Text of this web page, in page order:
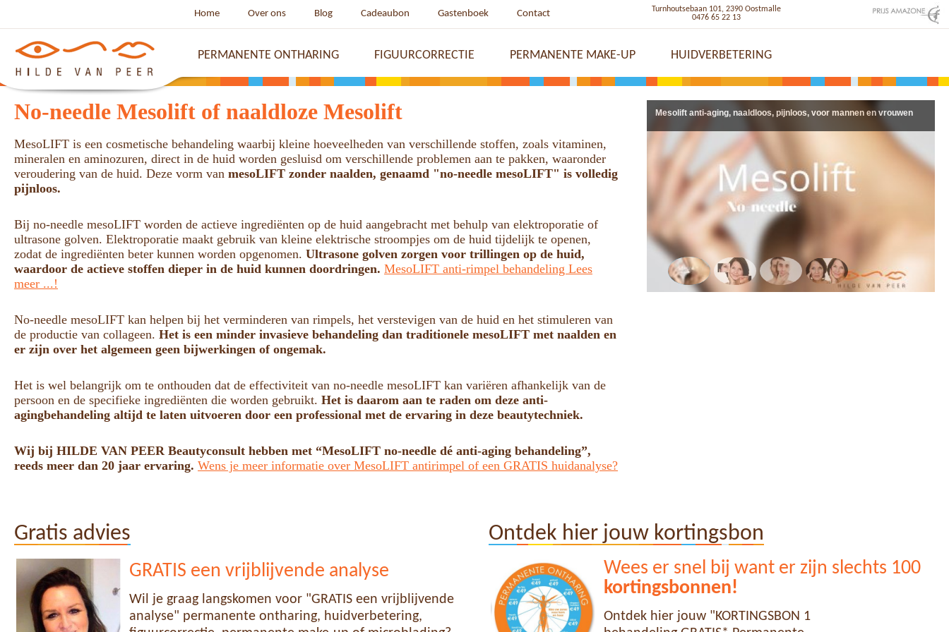
Home Over ons Blog Cadeaubon Gastenboek Contact
Turnhoutsebaan 101, 2390 Oostmalle
0476 65 22 13
PERMANENTE ONTHARING FIGUURCORRECTIE PERMANENTE MAKE-UP HUIDVERBETERING
No-needle Mesolift of naaldloze Mesolift
MesoLIFT is een cosmetische behandeling waarbij kleine hoeveelheden van verschillende stoffen, zoals vitaminen,
mineralen en aminozuren, direct in de huid worden gesluisd om verschillende problemen aan te pakken, waaronder
veroudering van de huid. Deze vorm van mesoLIFT zonder naalden, genaamd "no-needle mesoLIFT" is volledig
pijnloos.
Bij no-needle mesoLIFT worden de actieve ingrediënten op de huid aangebracht met behulp van elektroporatie of
ultrasone golven. Elektroporatie maakt gebruik van kleine elektrische stroompjes om de huid tijdelijk te openen,
zodat de ingrediënten beter kunnen worden opgenomen. Ultrasone golven zorgen voor trillingen op de huid,
waardoor de actieve stoffen dieper in de huid kunnen doordringen. MesoLIFT anti-rimpel behandeling Lees
meer ...!
No-needle mesoLIFT kan helpen bij het verminderen van rimpels, het verstevigen van de huid en het stimuleren van
de productie van collageen. Het is een minder invasieve behandeling dan traditionele mesoLIFT met naalden en
er zijn over het algemeen geen bijwerkingen of ongemak.
Het is wel belangrijk om te onthouden dat de effectiviteit van no-needle mesoLIFT kan variëren afhankelijk van de
persoon en de specifieke ingrediënten die worden gebruikt. Het is daarom aan te raden om deze anti-
agingbehandeling altijd te laten uitvoeren door een professional met de ervaring in deze beautytechniek.
Wij bij HILDE VAN PEER Beautyconsult hebben met “MesoLIFT no-needle dé anti-aging behandeling”,
reeds meer dan 20 jaar ervaring. Wens je meer informatie over MesoLIFT antirimpel of een GRATIS huidanalyse?
Mesolift anti-aging, naaldloos, pijnloos, voor mannen en vrouwen
Gratis advies
GRATIS een vrijblijvende analyse
Wil je graag langskomen voor "GRATIS een vrijblijvende
analyse" permanente ontharing, huidverbetering,
Ontdek hier jouw kortingsbon
Wees er snel bij want er zijn slechts 100
kortingsbonnen!
Ontdek hier jouw "KORTINGSBON 1